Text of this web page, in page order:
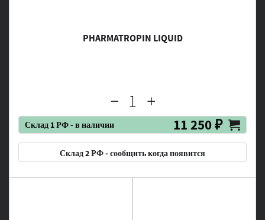
PHARMATROPIN LIQUID
Склад 1 РФ - в наличии 11 250 ₽
Склад 2 РФ - сообщить когда появится